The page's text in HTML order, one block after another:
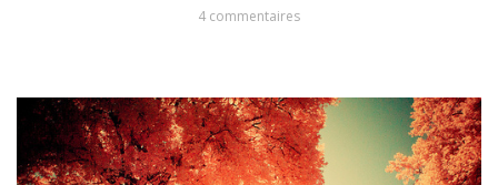
4 commentaires